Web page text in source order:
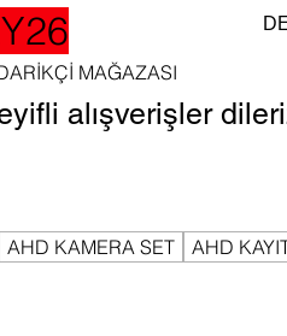
MAĞAZASI
alışverişler
AHD KAMERA SET AHD